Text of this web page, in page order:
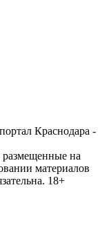
Краснодара -
размещенные на
материалов
18+